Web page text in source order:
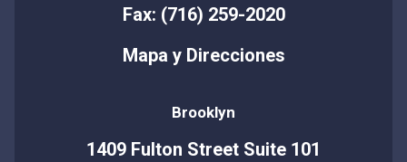
Fax: (716) 259-2020
Mapa y Direcciones
Brooklyn
1409 Fulton Street Suite 101